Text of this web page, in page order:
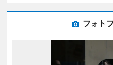
フォト